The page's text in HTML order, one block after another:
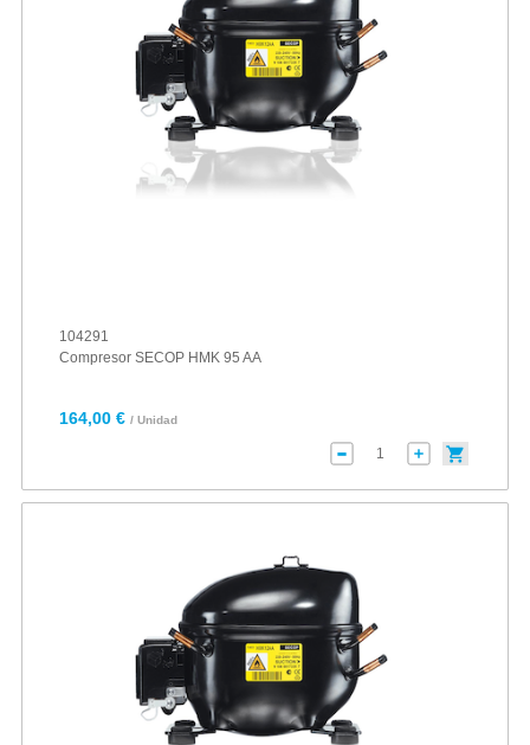
104291
Compresor SECOP HMK 95 AA
164,00 € / Unidad